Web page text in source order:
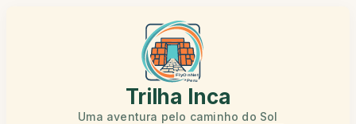
Trilha Inca
Uma aventura pelo caminho do Sol